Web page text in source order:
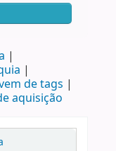
de tags
aquisição